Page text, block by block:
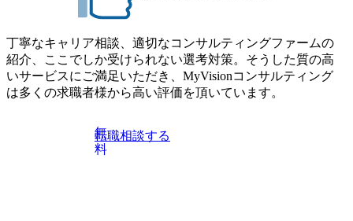
ー② https://my-vision.co.jp/consulting-firm/dirbato/interview02 20
26年8月18日(火) 19:00開始～最長20:00終了 2026年8月13日
(木) 16:00 当日はDirbatoの現役トップコンサルタントが業界
動向を踏まえ、コンサルティング市場の最新トレンドをお
伝えいたします。コンサルティング業界への転職を迷われ
ている方や情報収集を行いたい方のご参加も歓迎です。更
ンサルタントも登壇しますので、当社へ気になることや転
職後のご不安な事はその場でご質問いただけますので、ぜ
丁寧なキャリア相談、適切なコンサルティングファームの
紹介、ここでしか受けられない選考対策。そうした質の高
いサービスにご満足いただき、MyVisionコンサルティング
は多くの求職者様から高い評価を頂いています。
無
料
転職相談する